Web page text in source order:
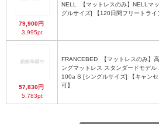
79,900円
3,995pt
NELL
グルサイズ] 【120日間フリートライ
57,830円
5,783pt
FRANCEBED
ングマットレス スタンダードモデル
100a S [シングルサイズ] 【キャンセ
可】